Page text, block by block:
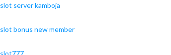
slot server kamboja
slot bonus new member
slot777